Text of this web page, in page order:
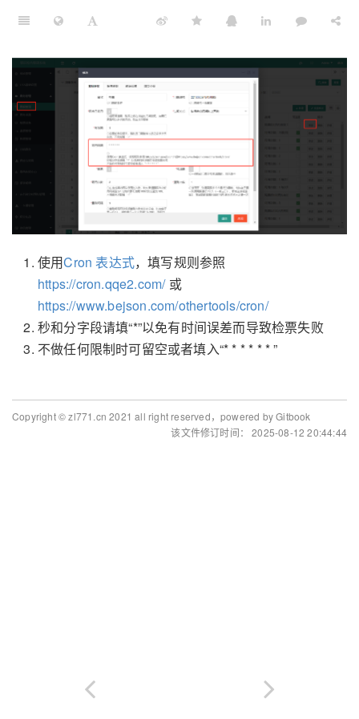
使用Cron 表达式，填写规则参照
https://cron.qqe2.com/或
https://www.bejson.com/othertools/cron/
秒和分字段请填“*”以免有时间误差而导致检票失败
不做任何限制时可留空或者填入“* * * * * * ”
Copyright © zl771.cn 2021 all right reserved，powered by Gitbook
该文件修订时间： 2025-08-12 20:44:44